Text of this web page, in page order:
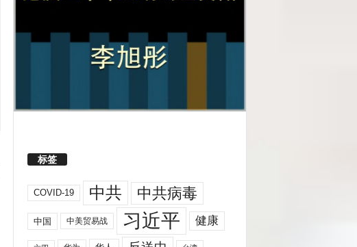
标签
COVID-19 中共 中共病毒
中国 中美贸易战 习近平 健康